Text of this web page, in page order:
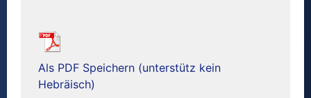
Als PDF Speichern (unterstütz kein
Hebräisch)